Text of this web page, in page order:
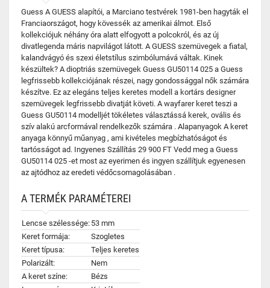
Guess A GUESS alapítói, a Marciano testvérek 1981-ben hagyták el
Franciaországot, hogy kövessék az amerikai álmot. Első
kollekciójuk néhány óra alatt elfogyott a polcokról, és az új
divatlegenda máris napvilágot látott. A GUESS szemüvegek a fiatal,
kalandvágyó és szexi életstílus szimbólumává váltak. Kinek
készültek? A dioptriás szemüvegek Guess GU50114 025 a Guess
legfrissebb kollekciójának részei, nagy gondossággal nők számára
készítve. Ez az elegáns teljes keretes modell a kortárs designer
szemüvegek legfrissebb divatját követi. A wayfarer keret teszi a
Guess GU50114 modelljét tökéletes választássá kerek, ovális és
szív alakú arcformával rendelkezők számára . Alapanyagok A keret
anyaga könnyű műanyag , ami kivételes megbízhatóságot és
tartósságot ad. Ingyenes Szállítás 29 900 FT Vedd meg a Guess
GU50114 025 -et most az eyerimen és ingyen szállítjuk egyenesen
az ajtódhoz az eredeti védőcsomagolásában .
A TERMÉK PARAMÉTEREI
Lencse szélessége: 53 mm
Keret formája:
Szogletes
Keret típusa:
Teljes keretes
Polarizált:
Nem
A keret színe:
Bézs